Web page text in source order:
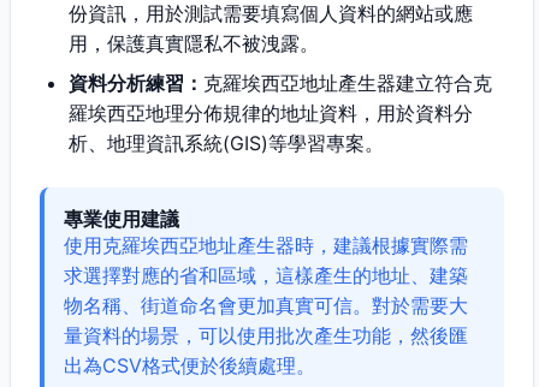
份資訊，用於測試需要填寫個人資料的網站或應
用，保護真實隱私不被洩露。
資料分析練習： 克羅埃西亞地址產生器建立符合克
羅埃西亞地理分佈規律的地址資料，用於資料分
析、地理資訊系統(GIS)等學習專案。
專業使用建議
使用克羅埃西亞地址產生器時，建議根據實際需
求選擇對應的省和區域，這樣產生的地址、建築
物名稱、街道命名會更加真實可信。對於需要大
量資料的場景，可以使用批次產生功能，然後匯
出為CSV格式便於後續處理。